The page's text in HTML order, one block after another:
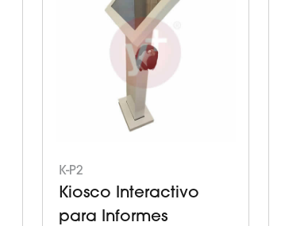
K-P2
Kiosco Interactivo
para Informes